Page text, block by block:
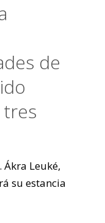
de
tres
Ákra Leuké,
su estancia